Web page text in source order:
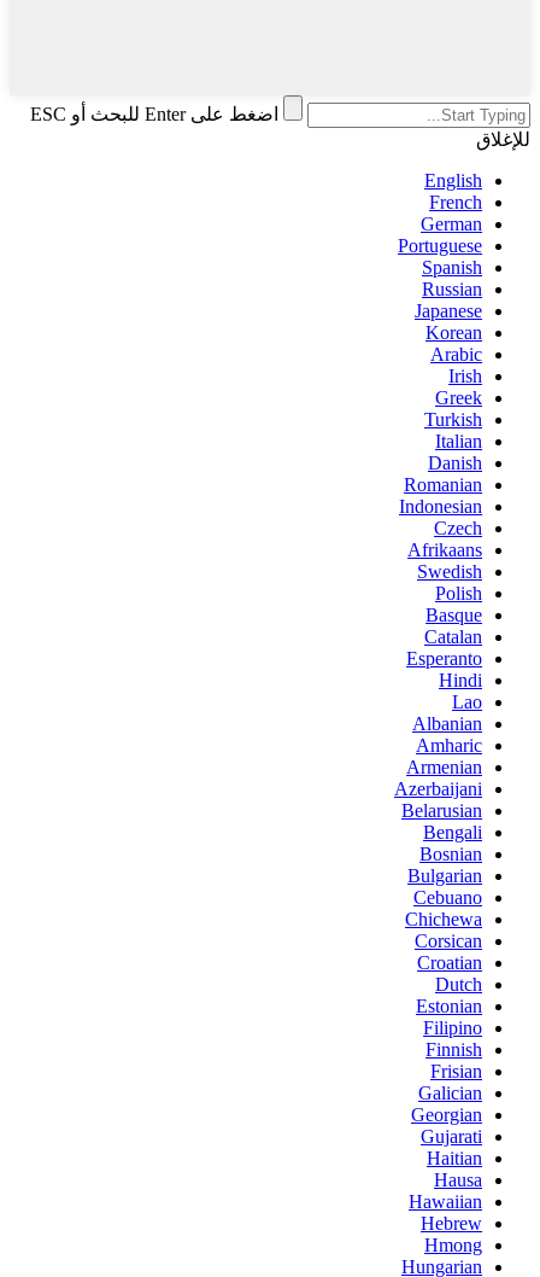
اضغط على Enter للبحث أو ESC
للإغلاق
English
French
German
Portuguese
Spanish
Russian
Japanese
Korean
Arabic
Irish
Greek
Turkish
Italian
Danish
Romanian
Indonesian
Czech
Afrikaans
Swedish
Polish
Basque
Catalan
Esperanto
Hindi
Lao
Albanian
Amharic
Armenian
Azerbaijani
Belarusian
Bengali
Bosnian
Bulgarian
Cebuano
Chichewa
Corsican
Croatian
Dutch
Estonian
Filipino
Finnish
Frisian
Galician
Georgian
Gujarati
Haitian
Hausa
Hawaiian
Hebrew
Hmong
Hungarian